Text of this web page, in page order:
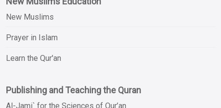
New Muslims
Prayer in Islam
Learn the Qur'an
Publishing and Teaching the Quran
Al-Jami` for the Sciences of Qur’an